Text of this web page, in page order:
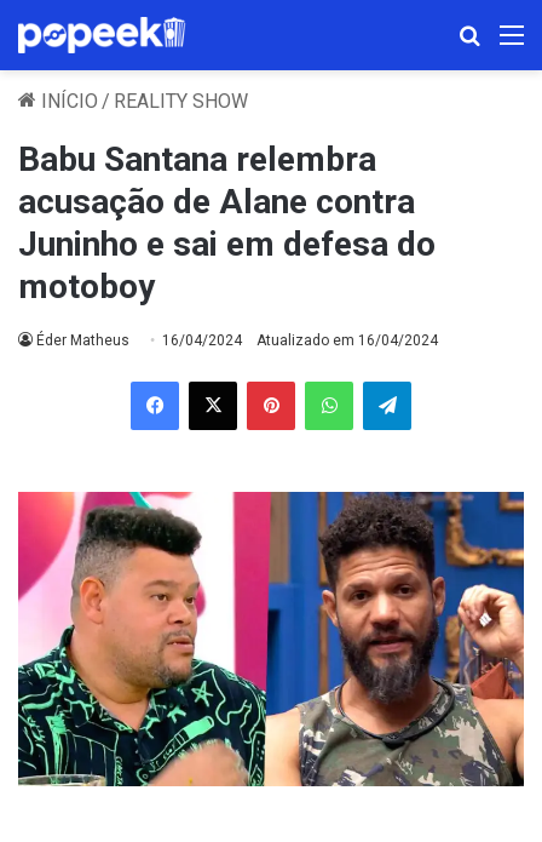
INÍCIO / REALITY SHOW
Babu Santana relembra
acusação de Alane contra
Juninho e sai em defesa do
motoboy
Éder Matheus 16/04/2024 Atualizado em 16/04/2024
Facebook
X PinterestWhatsAppTelegram